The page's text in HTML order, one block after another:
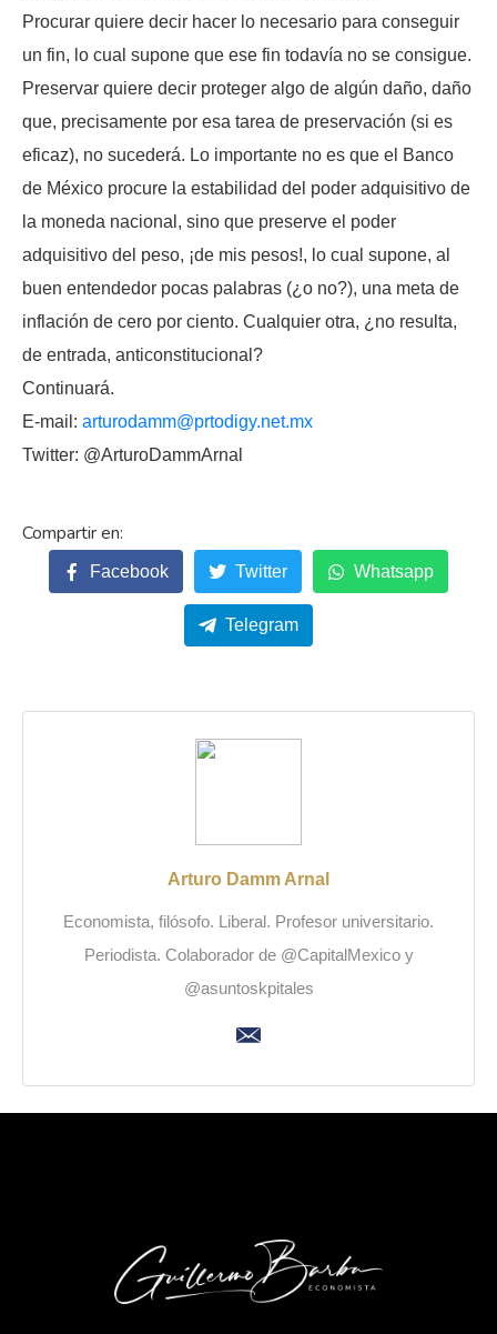
Procurar quiere decir hacer lo necesario para conseguir
un fin, lo cual supone que ese fin todavía no se consigue.
Preservar quiere decir proteger algo de algún daño, daño
que, precisamente por esa tarea de preservación (si es
eficaz), no sucederá. Lo importante no es que el Banco
de México procure la estabilidad del poder adquisitivo de
la moneda nacional, sino que preserve el poder
adquisitivo del peso, ¡de mis pesos!, lo cual supone, al
buen entendedor pocas palabras (¿o no?), una meta de
inflación de cero por ciento. Cualquier otra, ¿no resulta,
de entrada, anticonstitucional?
Continuará.
E-mail: arturodamm@prtodigy.net.mx
Twitter: @ArturoDammArnal
Facebook Twitter Whatsapp
Telegram
Arturo Damm Arnal
Economista, filósofo. Liberal. Profesor universitario.
Periodista. Colaborador de @CapitalMexico y
@asuntoskpitales